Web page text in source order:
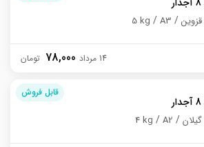
5 kg A3 قزوین
78,000 14 مرداد
قابل فروش
4 kg A2